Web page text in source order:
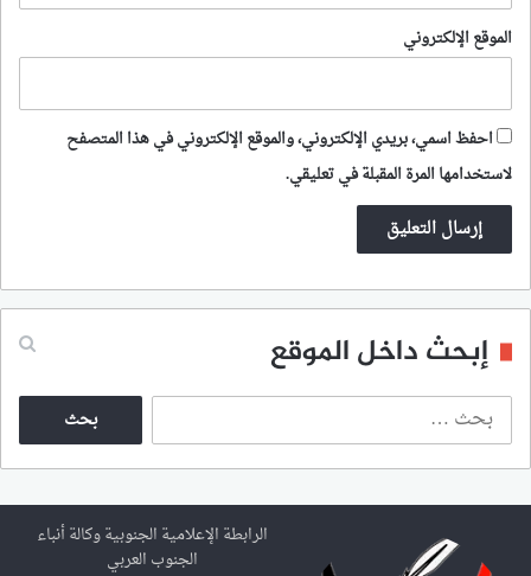
الموقع الإلكتروني
احفظ اسمي، بريدي الإلكتروني، والموقع الإلكتروني في هذا المتصفح
لاستخدامها المرة المقبلة في تعليقي.
إبحث داخل الموقع
ث
ع
ن
الرابطة الإعلامية الجنوبية وكالة أنباء
الجنوب العربي